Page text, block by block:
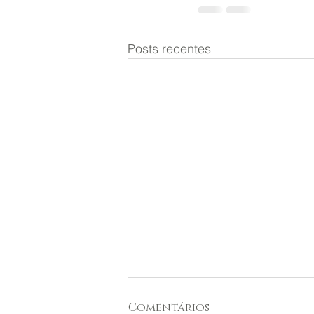
Posts recentes
Guia Definitivo: As
Comentários